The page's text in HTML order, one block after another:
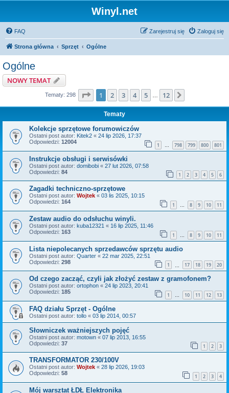
Winyl.net
FAQ Zaloguj się
Zarejestruj się
Strona główna Sprzęt Ogólne
Ogólne
NOWY TEMAT
Tematy: 298 Strona1 z12
1 2 3 4 5 12
Tematy
Kolekcje sprzętowe forumowiczów
Ostatni post autor: Kitek2 « 24 lip 2026, 17:37
Odpowiedzi: 12004 1 … 798 799 800 801
Instrukcje obsługi i serwisówki
Ostatni post autor: domibobi « 27 lut 2026, 07:58
Odpowiedzi: 84 1 2 3 4 5 6
Zagadki techniczno-sprzętowe
Ostatni post autor: Wojtek « 03 lis 2025, 10:15
Odpowiedzi: 164 1 … 8 9 10 11
Zestaw audio do odsłuchu winyli.
Ostatni post autor: kuba12321 « 16 lip 2025, 11:46
Odpowiedzi: 163 1 … 8 9 10 11
Lista niepolecanych sprzedawców sprzętu audio
Ostatni post autor: Quarter « 22 mar 2025, 22:51
Odpowiedzi: 298 1 17 18 19 20
Od czego zacząć, czyli jak złożyć zestaw z gramofonem?
Ostatni post autor: ortophon « 24 lip 2023, 20:41
Odpowiedzi: 185 1 … 10 11 12 13
FAQ działu Sprzęt - Ogólne
Ostatni post autor: tollo « 03 lip 2014, 00:57
Słowniczek ważniejszych pojęć
Ostatni post autor: motown « 07 lip 2013, 16:55
Odpowiedzi: 37 1 2 3
TRANSFORMATOR 230/100V
Ostatni post autor: Wojtek « 28 lip 2026, 19:03
Odpowiedzi: 58 1 2 3 4
Mój warsztat ŁDŁ Elektronika